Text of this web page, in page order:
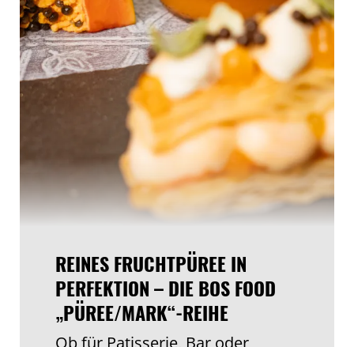
REINES FRUCHTPÜREE IN
PERFEKTION – DIE BOS FOOD
„PÜREE/MARK“-REIHE
Ob für Patisserie, Bar oder